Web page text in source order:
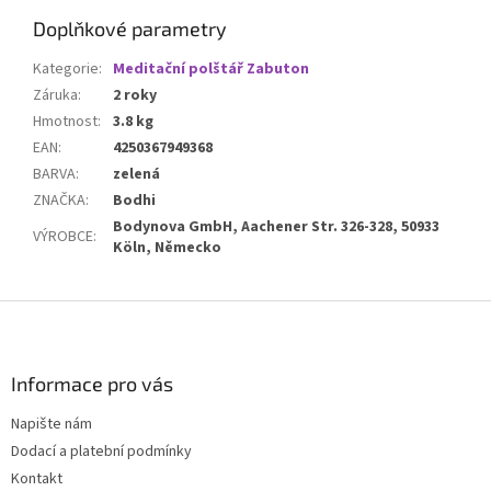
Doplňkové parametry
Kategorie: Meditační polštář Zabuton
Záruka:
2 roky
Hmotnost: 3.8 kg
EAN:
4250367949368
BARVA:
zelená
ZNAČKA:
Bodhi
VÝROBCE:
Bodynova GmbH, Aachener Str. 326-328, 50933
Köln, Německo
Informace pro vás
Napište nám
Dodací a platební podmínky
Kontakt